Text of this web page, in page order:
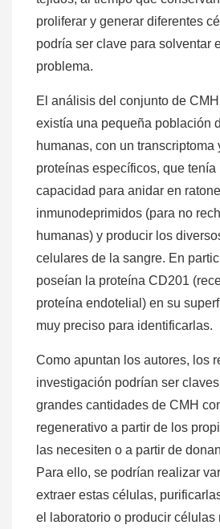
proliferar y generar diferentes
podría ser clave para solventar
problema.
El análisis del conjunto de
existía una pequeña población
humanas, con un transcriptoma
proteínas específicos, que tenía
capacidad para anidar en
inmunodeprimidos (para no
humanas) y producir los
celulares de la sangre. En
poseían la proteína CD201
proteína endotelial) en su
muy preciso para identificarlas.
Como apuntan los autores, los
investigación podrían ser
grandes cantidades de CMH
regenerativo a partir de los
las necesiten o a partir de
Para ello, se podrían realizar
extraer estas células,
el laboratorio o producir células